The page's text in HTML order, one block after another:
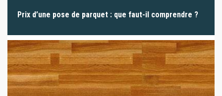
Prix d’une pose de parquet : que faut-il comprendre ?